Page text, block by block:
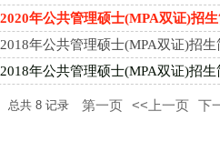
年公共管理硕士(MPA双证)招
年公共管理硕士(MPA双证)招生
年公共管理硕士(MPA双证)招生
总共 8 记录 第一页 <<上一页 下